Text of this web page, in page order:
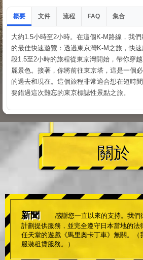
概要 文件 流程 FAQ 集合
大約1.5小時至2小時。在這個K-M路線，我
的最佳快速遊覽：透過東京灣K-M之旅，快
段1.5至2小時的旅程從東京灣開始，帶你穿
麗景色。接著，你將前往東京塔，這是一個
的過去和現在。這個旅程非常適合想在短時
要錯過這次難忘的東京標誌性景點之旅。
關於
新聞
感謝您一直以來的支持。我們
計劃提供服務，並完全遵守日本當地的法
任天堂的遊戲《馬里奧卡丁車》無關。（
服裝租賃服務。）